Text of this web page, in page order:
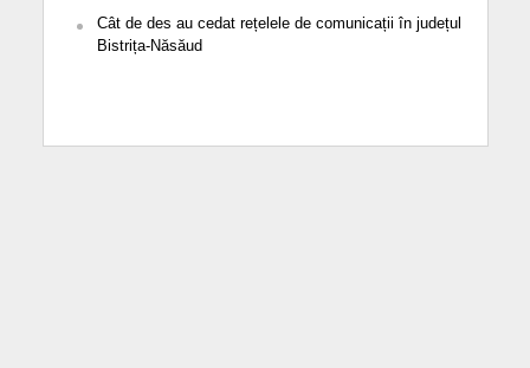
Cât de des au cedat rețelele de comunicații în județul
Bistrița-Năsăud